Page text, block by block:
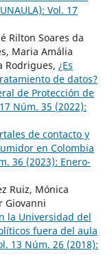
Vol. 17
Rilton Soares da
Maria Amália
Rodrigues, ¿Es
de datos?
de Protección de
Núm. 35 (2022):
de contacto y
en Colombia
36 (2023): Enero-
Ruiz, Mónica
Giovanni
la Universidad del
fuera del aula
13 Núm. 26 (2018):